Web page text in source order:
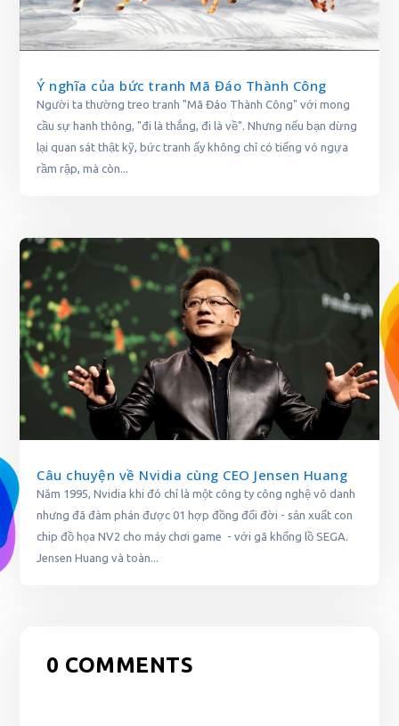
Ý nghĩa của bức tranh Mã Đáo Thành Công
Người ta thường treo tranh "Mã Đáo Thành Công" với mong
cầu sự hanh thông, "đi là thắng, đi là về". Nhưng nếu bạn dừng
lại quan sát thật kỹ, bức tranh ấy không chỉ có tiếng vó ngựa
rầm rập, mà còn...
Câu chuyện về Nvidia cùng CEO Jensen Huang
Năm 1995, Nvidia khi đó chỉ là một công ty công nghệ vô danh
nhưng đã đàm phán được 01 hợp đồng đổi đời - sản xuất con
chip đồ họa NV2 cho máy chơi game - với gã khổng lồ SEGA.
Jensen Huang và toàn...
0 COMMENTS